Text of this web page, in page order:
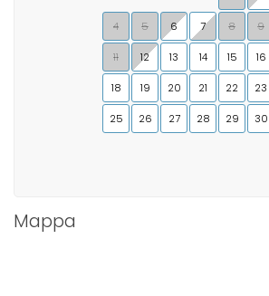
4 5 6 7 8 9
11 12 13 14 15 16
18 19 20 21 22 23
25 26 27 28 29 30
Mappa